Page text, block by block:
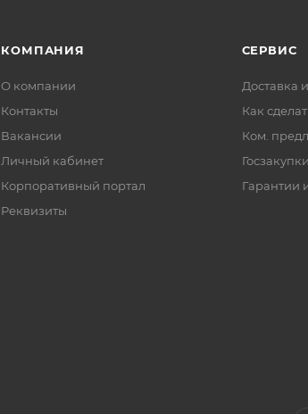
КОМПАНИЯ
О компании
Контакты
Вакансии
Личный кабинет
Корпоративный портал
Реквизиты
СЕРВИС
Доставка
Как
Ком.
Госзакупки
Гарантии